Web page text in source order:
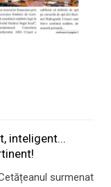
inteligent...
surmenat